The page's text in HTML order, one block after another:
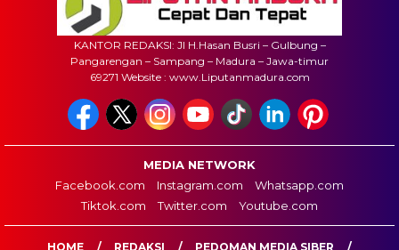
KANTOR REDAKSI: Jl H.Hasan Busri – Gulbung –
Pangarengan – Sampang – Madura – Jawa-timur
69271 Website : www.Liputanmadura.com
MEDIA NETWORK
Facebook.com
Instagram.com
Whatsapp.com
Tiktok.com
Twitter.com Youtube.com
HOME REDAKSI
PEDOMAN MEDIA SIBER